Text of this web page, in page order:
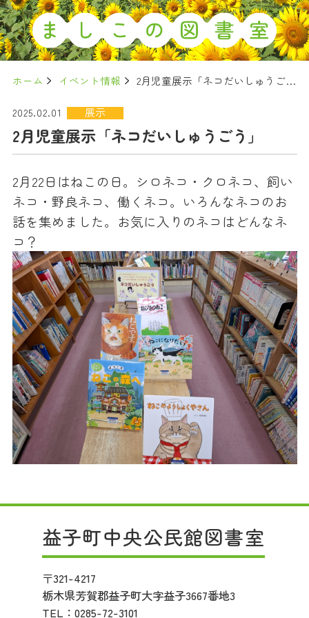
ホーム イベント情報 2月児童展示「ネコだいしゅうごう」
2025.02.01 展示
2月児童展示「ネコだいしゅうごう」
2月22日はねこの日。シロネコ・クロネコ、飼い
ネコ・野良ネコ、働くネコ。いろんなネコのお
話を集めました。お気に入りのネコはどんなネ
コ？
益子町中央公民館図書室
〒321-4217
栃木県芳賀郡益子町大字益子3667番地3
TEL： 0285-72-3101